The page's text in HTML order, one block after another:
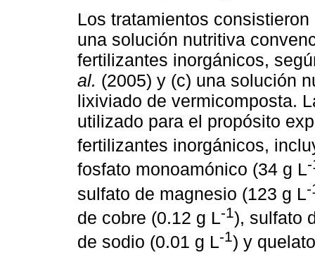
Los tratamientos
una solución nutritiva
fertilizantes inorgánicos,
al. (2005) y (c) una solución
lixiviado de vermicomposta.
utilizado para el propósito
fertilizantes inorgánicos,
fosfato monoamónico (34 g L
sulfato de magnesio (123 g L-
de cobre (0.12 g L-1), sulfato
de sodio (0.01 g L-1) y